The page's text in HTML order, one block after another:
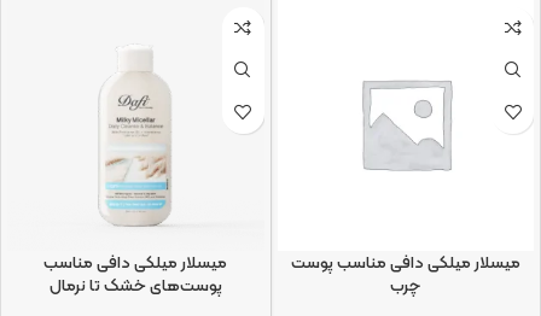
میسلار میلکی دافی مناسب پوست
چرب
میسلار میلکی دافی مناسب
پوست‌های خشک تا نرمال